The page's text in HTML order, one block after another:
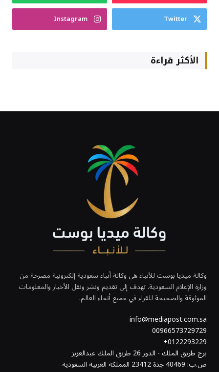
Twitter
Instagram
الأكثر قراءة
وكالة ميديا بوست للأنباء هي وكالة أنباء سعودية إلكترونية مصرحة من
وزارة الإعلام السعودية. تهدف إلى تقديم ونشر ونقل الأخبار والمعلومات
الموثوقة والصحيحة للقراء في جميع أنحاء العالم.
info@mediapost.com.sa
00966573729729
0122293229+
برج طريق الملك - الدور 26 طريق الملك عبدالعزيز
ص.ب: 40469 جدة 23412 المملكة العربية السعودية